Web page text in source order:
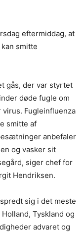
eftermiddag, at
smitte
gås, der var styrtet
døde fugle om
Fugleinfluenza
smitte af
anbefaler
og vasker sit
siger chef for
Hendriksen.
sig i det meste
Tyskland og
advaret og